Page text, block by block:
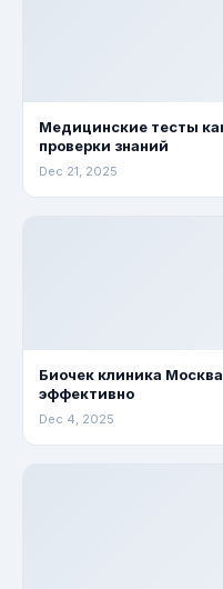
Медицинские тесты
проверки знаний
Dec 21, 2025
Биочек клиника
эффективно
Dec 4, 2025